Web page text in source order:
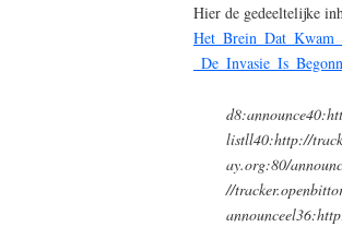
Hier de gedeeltelijke
listll40:http://
ay.org:80/
//